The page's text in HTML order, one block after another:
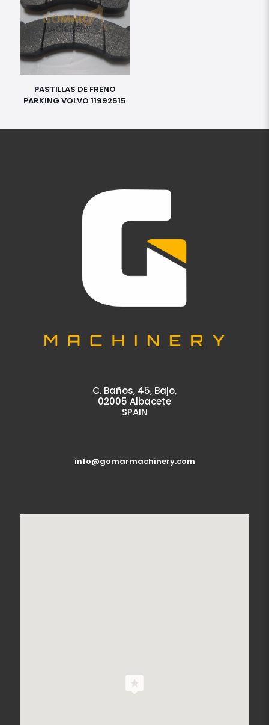
PASTILLAS DE FRENO
PARKING VOLVO 11992515
C. Baños, 45, Bajo,
02005 Albacete
SPAIN
info@gomarmachinery.com